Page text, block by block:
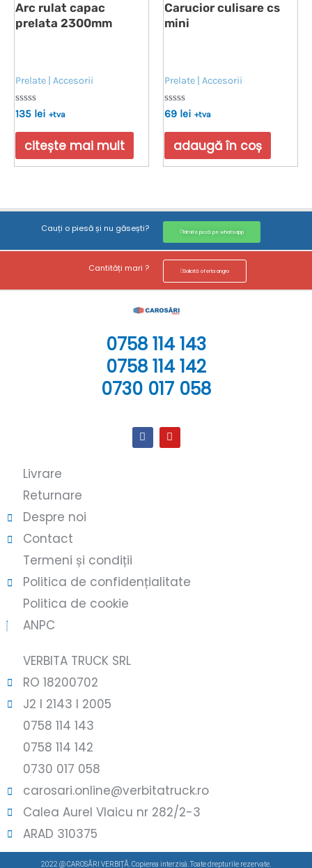
Arc rulat capac
prelata 2300mm
Prelate | Accesorii
Evaluat
0
din
135 lei +tva
citește mai mult
Carucior culisare cs
mini
Prelate | Accesorii
Evaluat
0
din
69 lei +tva
adaugă în coș
Cauți o piesă și nu găsești? Trimite poză pe whatsapp
Cantități mari ? Solicită oferta angro
0758 114 143
0758 114 142
0730 017 058
Livrare
Returnare
Despre noi
Contact
Termeni și condiții
Politica de confidențialitate
Politica de cookie
ANPC
VERBITA TRUCK SRL
RO 18200702
J2 l 2143 l 2005
0758 114 143
0758 114 142
0730 017 058
carosari.online@verbitatruck.ro
Calea Aurel Vlaicu nr 282/2-3
ARAD 310375
2022 @ CAROSĂRI VERBIȚĂ. Copierea interzisă. Toate drepturile rezervate.